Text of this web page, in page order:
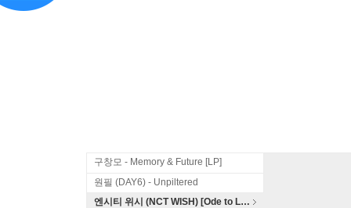
구창모 - Memory & Future [LP]
원필 (DAY6) - Unpiltered
엔시티 위시 (NCT WISH) [Ode to Love]